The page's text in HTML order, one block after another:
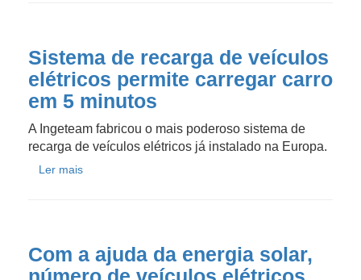
Sistema de recarga de veículos
elétricos permite carregar carro
em 5 minutos
A Ingeteam fabricou o mais poderoso sistema de
recarga de veículos elétricos já instalado na Europa.
Ler mais
Com a ajuda da energia solar,